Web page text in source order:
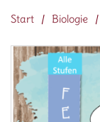
Start / Biologie /